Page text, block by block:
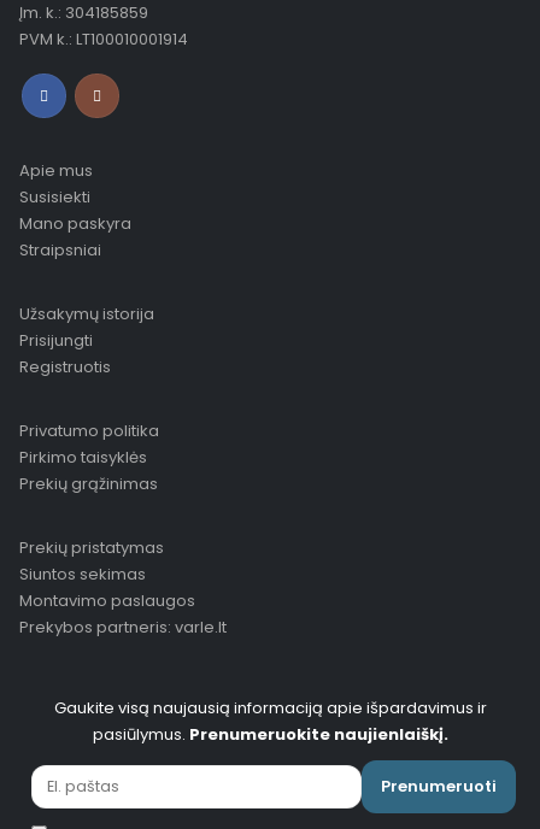
Įm. k.: 304185859
PVM k.: LT100010001914
Apie mus
Susisiekti
Mano paskyra
Straipsniai
Užsakymų istorija
Prisijungti
Registruotis
Privatumo politika
Pirkimo taisyklės
Prekių grąžinimas
Prekių pristatymas
Siuntos sekimas
Montavimo paslaugos
Prekybos partneris: varle.lt
Gaukite visą naujausią informaciją apie išpardavimus ir
pasiūlymus. Prenumeruokite naujienlaiškį.
Prenumeruoti